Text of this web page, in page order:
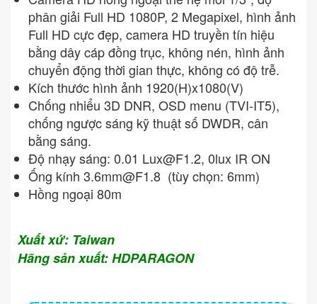
phân giải Full HD 1080P, 2 Megapixel, hình ảnh
Full HD cực đẹp, camera HD truyền tín hiệu
bằng dây cáp đồng trục, không nén, hình ảnh
chuyển động thời gian thực, không có độ trễ.
Kích thước hình ảnh 1920(H)x1080(V)
Chống nhiểu 3D DNR, OSD menu (TVI-IT5),
chống ngược sáng kỹ thuật số DWDR, cân
bằng sáng.
Độ nhạy sáng: 0.01 Lux@F1.2, 0lux IR ON
Ống kính 3.6mm@F1.8 (tùy chọn: 6mm)
Hồng ngoại 80m
Xuất xứ: Taiwan
Hãng sản xuất: HDPARAGON